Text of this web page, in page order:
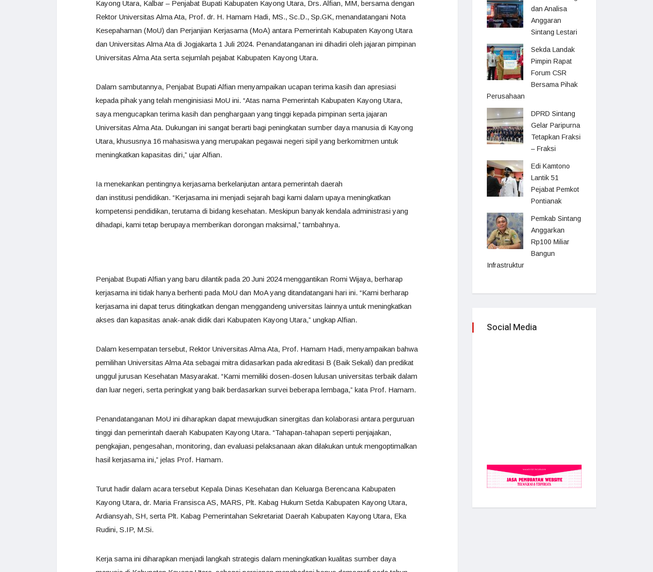
Kayong Utara, Kalbar – Penjabat Bupati Kabupaten Kayong Utara, Drs. Alfian, MM, bersama dengan
Rektor Universitas Alma Ata, Prof. dr. H. Hamam Hadi, MS., Sc.D., Sp.GK, menandatangani Nota
Kesepahaman (MoU) dan Perjanjian Kerjasama (MoA) antara Pemerintah Kabupaten Kayong Utara
dan Universitas Alma Ata di Jogjakarta 1 Juli 2024. Penandatanganan ini dihadiri oleh jajaran pimpinan
Universitas Alma Ata serta sejumlah pejabat Kabupaten Kayong Utara.
Dalam sambutannya, Penjabat Bupati Alfian menyampaikan ucapan terima kasih dan apresiasi
kepada pihak yang telah menginisiasi MoU ini. “Atas nama Pemerintah Kabupaten Kayong Utara,
saya mengucapkan terima kasih dan penghargaan yang tinggi kepada pimpinan serta jajaran
Universitas Alma Ata. Dukungan ini sangat berarti bagi peningkatan sumber daya manusia di Kayong
Utara, khususnya 16 mahasiswa yang merupakan pegawai negeri sipil yang berkomitmen untuk
meningkatkan kapasitas diri,” ujar Alfian.
Ia menekankan pentingnya kerjasama berkelanjutan antara pemerintah daerah
dan institusi pendidikan. “Kerjasama ini menjadi sejarah bagi kami dalam upaya meningkatkan
kompetensi pendidikan, terutama di bidang kesehatan. Meskipun banyak kendala administrasi yang
dihadapi, kami tetap berupaya memberikan dorongan maksimal,” tambahnya.
Penjabat Bupati Alfian yang baru dilantik pada 20 Juni 2024 menggantikan Romi Wijaya, berharap
kerjasama ini tidak hanya berhenti pada MoU dan MoA yang ditandatangani hari ini. “Kami berharap
kerjasama ini dapat terus ditingkatkan dengan menggandeng universitas lainnya untuk meningkatkan
akses dan kapasitas anak-anak didik dari Kabupaten Kayong Utara,” ungkap Alfian.
Dalam kesempatan tersebut, Rektor Universitas Alma Ata, Prof. Hamam Hadi, menyampaikan bahwa
pemilihan Universitas Alma Ata sebagai mitra didasarkan pada akreditasi B (Baik Sekali) dan predikat
unggul jurusan Kesehatan Masyarakat. “Kami memiliki dosen-dosen lulusan universitas terbaik dalam
dan luar negeri, serta peringkat yang baik berdasarkan survei beberapa lembaga,” kata Prof. Hamam.
Penandatanganan MoU ini diharapkan dapat mewujudkan sinergitas dan kolaborasi antara perguruan
tinggi dan pemerintah daerah Kabupaten Kayong Utara. “Tahapan-tahapan seperti penjajakan,
pengkajian, pengesahan, monitoring, dan evaluasi pelaksanaan akan dilakukan untuk mengoptimalkan
hasil kerjasama ini,” jelas Prof. Hamam.
Turut hadir dalam acara tersebut Kepala Dinas Kesehatan dan Keluarga Berencana Kabupaten
Kayong Utara, dr. Maria Fransisca AS, MARS, Plt. Kabag Hukum Setda Kabupaten Kayong Utara,
Ardiansyah, SH, serta Plt. Kabag Pemerintahan Sekretariat Daerah Kabupaten Kayong Utara, Eka
Rudini, S.IP, M.Si.
Kerja sama ini diharapkan menjadi langkah strategis dalam meningkatkan kualitas sumber daya
dan Analisa
Anggaran
Sintang Lestari
Sekda Landak
Pimpin Rapat
Forum CSR
Bersama Pihak
Perusahaan
DPRD Sintang
Gelar Paripurna
Tetapkan Fraksi
– Fraksi
Edi Kamtono
Lantik 51
Pejabat Pemkot
Pontianak
Pemkab Sintang
Anggarkan
Rp100 Miliar
Bangun
Infrastruktur
Social Media